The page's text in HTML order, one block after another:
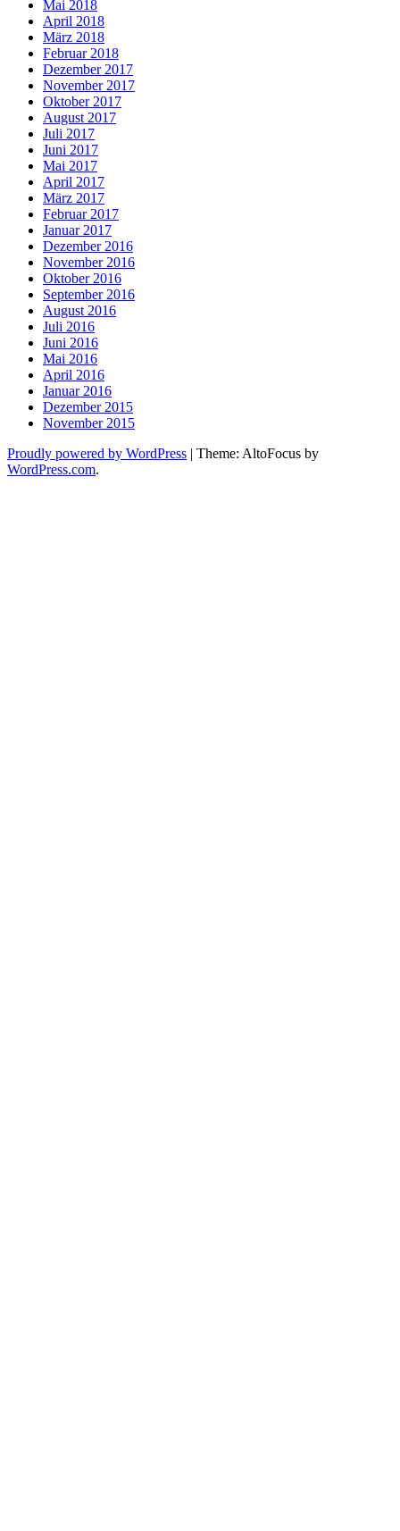
Mai 2018
April 2018
März 2018
Februar 2018
Dezember 2017
November 2017
Oktober 2017
August 2017
Juli 2017
Juni 2017
Mai 2017
April 2017
März 2017
Februar 2017
Januar 2017
Dezember 2016
November 2016
Oktober 2016
September 2016
August 2016
Juli 2016
Juni 2016
Mai 2016
April 2016
Januar 2016
Dezember 2015
November 2015
Proudly powered by WordPress | Theme: AltoFocus by
WordPress.com.